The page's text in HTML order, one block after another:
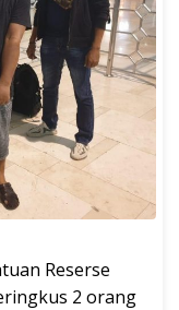
Reserse
2 orang